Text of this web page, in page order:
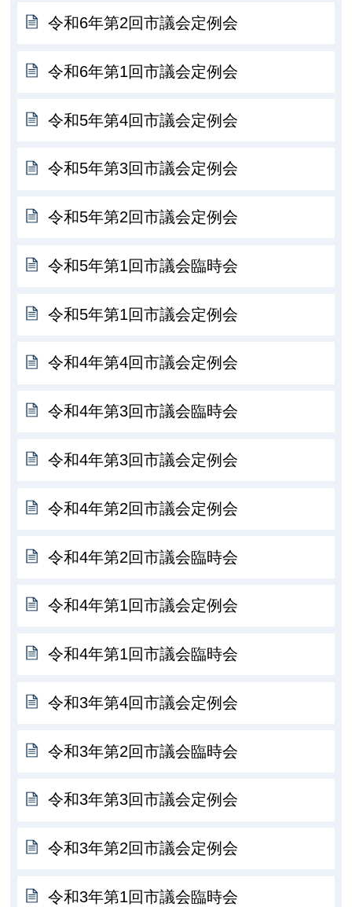
令和6年第2回市議会定例会
令和6年第1回市議会定例会
令和5年第4回市議会定例会
令和5年第3回市議会定例会
令和5年第2回市議会定例会
令和5年第1回市議会臨時会
令和5年第1回市議会定例会
令和4年第4回市議会定例会
令和4年第3回市議会臨時会
令和4年第3回市議会定例会
令和4年第2回市議会定例会
令和4年第2回市議会臨時会
令和4年第1回市議会定例会
令和4年第1回市議会臨時会
令和3年第4回市議会定例会
令和3年第2回市議会臨時会
令和3年第3回市議会定例会
令和3年第2回市議会定例会
令和3年第1回市議会臨時会